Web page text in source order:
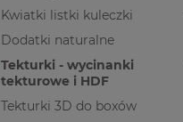
Kwiatki listki kuleczki
Dodatki naturalne
Tekturki - wycinanki
tekturowe i HDF
Tekturki 3D do boxów